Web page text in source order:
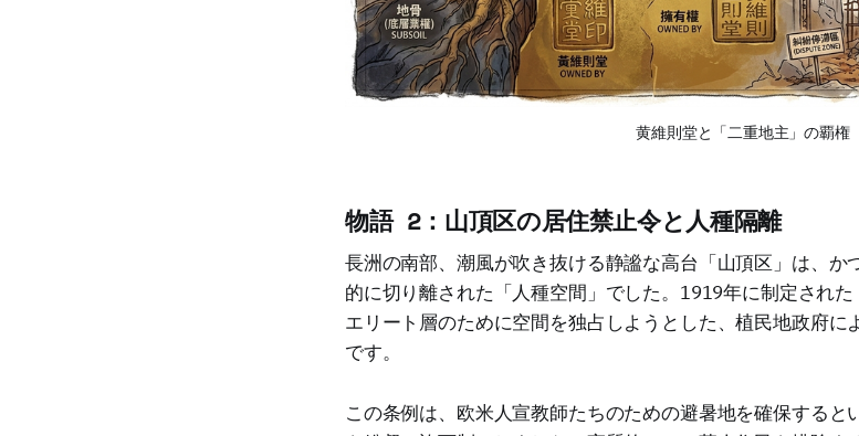
黄維則堂と「二重地主」の覇権
物語 2：山頂区の居住禁止令と人種隔離
長洲の南部、潮風が吹き抜ける静謐な高台「山頂区」は、か
的に切り離された「人種空間」でした。1919年に制定され
エリート層のために空間を独占しようとした、植民地政府に
です。
この条例は、欧米人宣教師たちのための避暑地を確保すると